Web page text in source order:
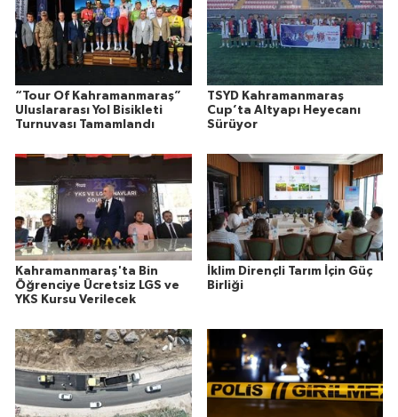
“Tour Of Kahramanmaraş”
Uluslararası Yol Bisikleti
Turnuvası Tamamlandı
TSYD Kahramanmaraş
Cup’ta Altyapı Heyecanı
Sürüyor
Kahramanmaraş'ta Bin
Öğrenciye Ücretsiz LGS ve
YKS Kursu Verilecek
İklim Dirençli Tarım İçin Güç
Birliği